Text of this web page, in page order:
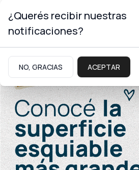
Desarrollo Humano
Desarrollo Humano
¿Querés recibir nuestras
notificaciones?
NO, GRACIAS ACEPTAR